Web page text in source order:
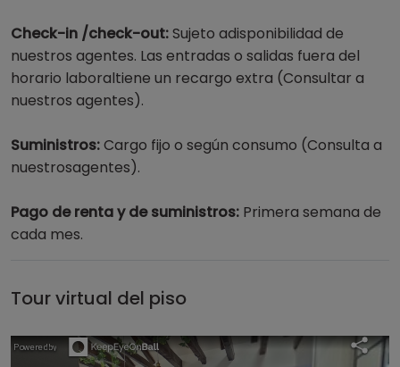
Check-in /check-out:Sujeto adisponibilidad de
nuestros agentes. Las entradas o salidas fuera del
horario laboraltiene un recargo extra (Consultar a
nuestros agentes).
Suministros:Cargo fijo o según consumo (Consulta a
nuestrosagentes).
Pago de renta y de suministros: Primera semana de
cada mes.
Tour virtual del piso